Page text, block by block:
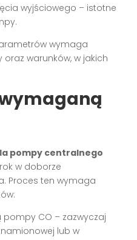
wyjściowego – istotne
wymaga
warunków, w jakich
pompy centralnego
w doborze
Proces ten wymaga
pompy CO – zazwyczaj
lub w